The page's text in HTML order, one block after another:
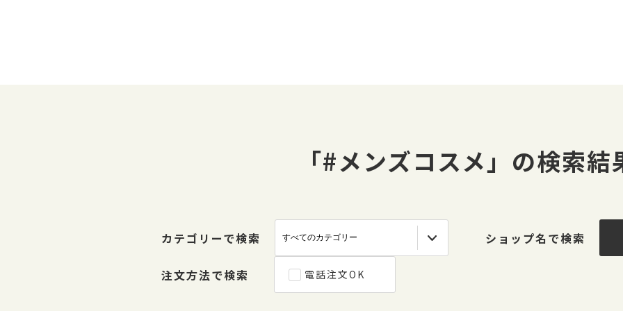
「#メンズコスメ」の検索結
カテゴリーで検索 ショップ名で検索
注文方法で検索 電話注文OK